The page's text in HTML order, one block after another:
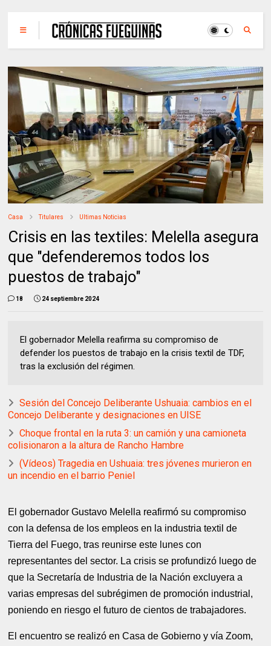
Casa Titulares Ultimas Noticias
Crisis en las textiles: Melella asegura
que "defenderemos todos los
puestos de trabajo"
18 24 septiembre 2024
El gobernador Melella reafirma su compromiso de
defender los puestos de trabajo en la crisis textil de TDF,
tras la exclusión del régimen.
Sesión del Concejo Deliberante Ushuaia: cambios en el
Concejo Deliberante y designaciones en UISE
Choque frontal en la ruta 3: un camión y una camioneta
colisionaron a la altura de Rancho Hambre
(Vídeos) Tragedia en Ushuaia: tres jóvenes murieron en
un incendio en el barrio Peniel
El gobernador Gustavo Melella reafirmó su compromiso
con la defensa de los empleos en la industria textil de
Tierra del Fuego, tras reunirse este lunes con
representantes del sector. La crisis se profundizó luego de
que la Secretaría de Industria de la Nación excluyera a
varias empresas del subrégimen de promoción industrial,
poniendo en riesgo el futuro de cientos de trabajadores.
El encuentro se realizó en Casa de Gobierno y vía Zoom,